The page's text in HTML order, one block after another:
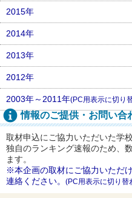
2015年
2014年
2013年
2012年
2003年～2011年(PC用表示に切り
情報のご提供・お問い合
取材申込にご協力いただいた学
独自のランキング速報のため、
ます。
※本企画の取材にご協力いただ
連絡ください。 (PC用表示に切り替